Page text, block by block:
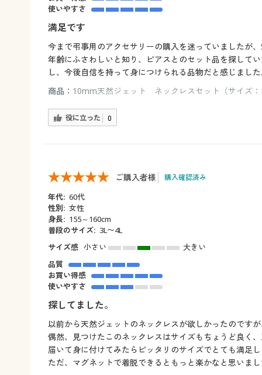
使いやすさ
満足です
今まで弔事用のアクセサリーの購入を迷っていましたが
年齢にふさわしいと知り、ピアスとのセット品を探して
し、今後自信を持って身につけられる品物だと感じまし
商品： 10mm天然ジェット ネックレスセット（サイズ
役に立った 0
ご購入者様 購入確認済み
年代: 60代
性別: 女性
身長: 155～160cm
普段のサイズ: 3L〜4L
サイズ感 小さい
大きい
品質
お買い得感
使いやすさ
探してました。
以前から天然ジェットのネックレスが欲しかったのです
偶然、見つけたこのネックレスはサイズもちょうど良く
届いて身に付けてみたらピッタリのサイズでとても満足
ただ、マグネットで着脱できるともっと楽かなと思いま